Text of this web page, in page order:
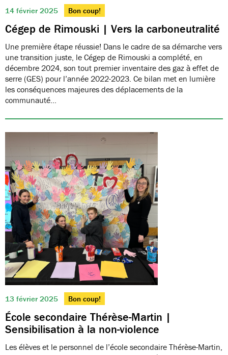
14 février 2025 Bon coup!
Cégep de Rimouski | Vers la carboneutralité
Une première étape réussie! Dans le cadre de sa démarche vers
une transition juste, le Cégep de Rimouski a complété, en
décembre 2024, son tout premier inventaire des gaz à effet de
serre (GES) pour l’année 2022-2023. Ce bilan met en lumière
les conséquences majeures des déplacements de la
communauté…
13 février 2025 Bon coup!
École secondaire Thérèse-Martin |
Sensibilisation à la non-violence
Les élèves et le personnel de l’école secondaire Thérèse-Martin,